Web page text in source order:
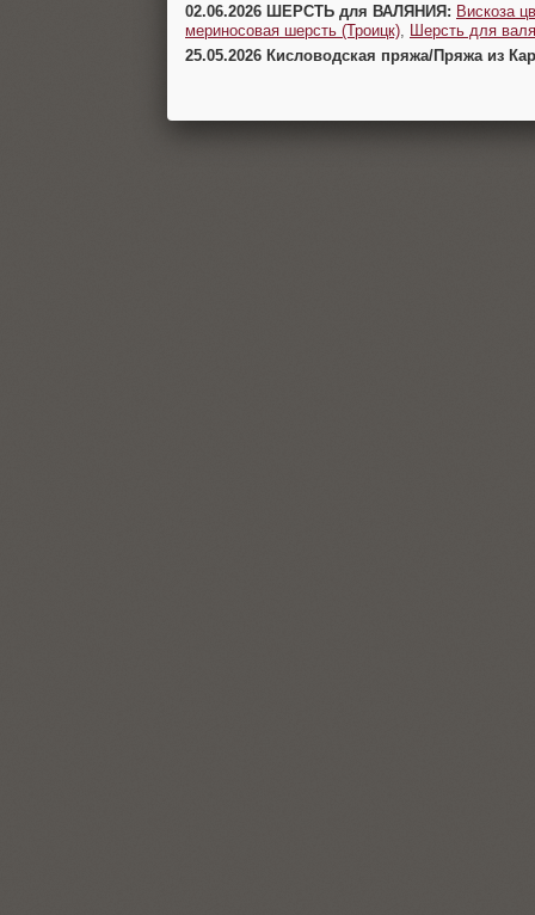
02.06.2026 ШЕРСТЬ для ВАЛЯНИЯ: Вискоза
мериносовая шерсть (Троицк)
Шерсть для
25.05.2026 Кисловодская пряжа/Пряжа из